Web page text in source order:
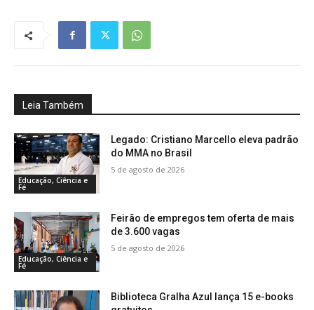
Leia Também
Educação, Ciência e
Fé
Legado: Cristiano Marcello eleva padrão
do MMA no Brasil
5 de agosto de 2026
Educação, Ciência e
Fé
Feirão de empregos tem oferta de mais
de 3.600 vagas
5 de agosto de 2026
Biblioteca Gralha Azul lança 15 e-books